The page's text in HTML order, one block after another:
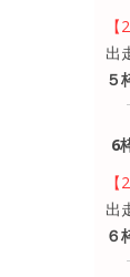
出
５
6
出
６